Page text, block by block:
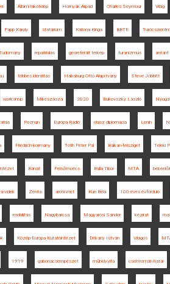
Állami lakótelep Hornyák Árpád Charles Seymour Világ
Papp Károly statárium Katona Kinga BBTE
repatriálás georeferált térkép turanizmus antant
többes identitás Habsburg Ottó Alapítvány Steve Jobbitt
workshop Mikeszásza 2020 Bukovszky László
Poznan Európa Rádió olasz diplomácia Lenin
Friedrich-kormány Tóth Péter Pál Balkán-félsziget Teleki
Bánát Felsőmoécs Balla Tibor MTA
vidék Zenta archívnet Kun Béla 100 éves évforduló
mobilitás Nagybarcsa Magyarosi Sándor kézirat
Közép-Európa Kutatóintézet Dékány István Világos
1919 gabonacsempészet műhelyvita cseh-román határ